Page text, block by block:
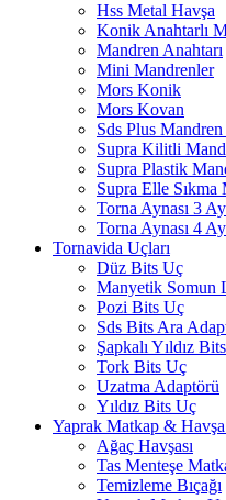
Hss Metal Havşa
Konik Anahtarlı
Mandren Anahtarı
Mini Mandrenler
Mors Konik
Mors Kovan
Sds Plus
Supra Kilitli
Supra Plastik
Supra Elle Sıkma
Torna Aynası 3
Torna Aynası 4
Tornavida Uçları
Düz Bits Uç
Manyetik Somun
Pozi Bits Uç
Sds Bits Ara
Şapkalı Yıldız
Tork Bits Uç
Uzatma Adaptörü
Yıldız Bits Uç
Yaprak Matkap &
Ağaç Havşası
Tas Menteşe
Temizleme Bıçağı